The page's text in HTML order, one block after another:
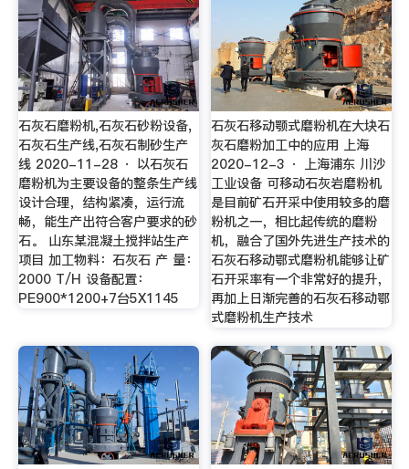
石灰石磨粉机,石灰石砂粉设备,
石灰石生产线,石灰石制砂生产
线 2020-11-28 · 以石灰石
磨粉机为主要设备的整条生产线
设计合理，结构紧凑，运行流
畅，能生产出符合客户要求的砂
石。 山东某混凝土搅拌站生产
项目 加工物料：石灰石 产 量：
2000 T/H 设备配置：
PE900*1200+7台5X1145
石灰石移动颚式磨粉机在大块石
灰石磨粉加工中的应用 上海
2020-12-3 · 上海浦东 川沙
工业设备 可移动石灰岩磨粉机
是目前矿石开采中使用较多的磨
粉机之一，相比起传统的磨粉
机，融合了国外先进生产技术的
石灰石移动鄂式磨粉机能够让矿
石开采率有一个非常好的提升，
再加上日渐完善的石灰石移动鄂
式磨粉机生产技术